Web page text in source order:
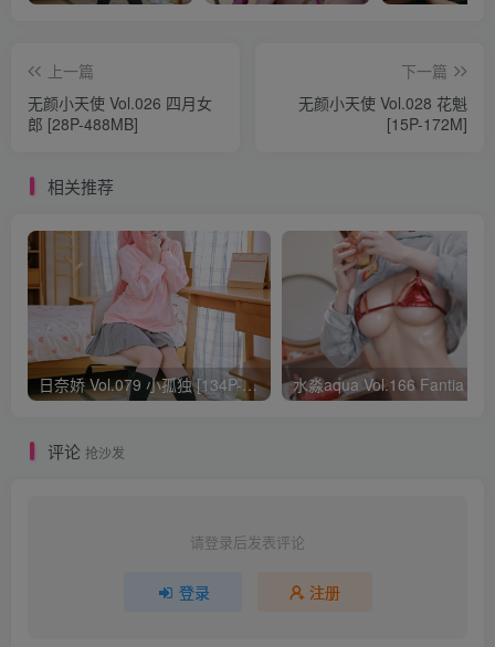
上一篇
无颜小天使 Vol.026 四月女
郎 [28P-488MB]
下一篇
无颜小天使 Vol.028 花魁
[15P-172M]
相关推荐
日奈娇 Vol.079 小孤独 [134P-1.84GB]
评论 抢沙发
请登录后发表评论
登录 注册